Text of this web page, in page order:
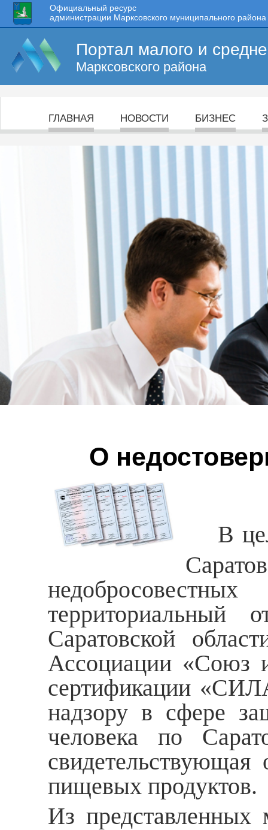
Официальный ресурс
администрации Марксовского муниципального района
Портал малого и
Марксовского района
ГЛАВНАЯ НОВОСТИ БИЗНЕС
О
В
территориальный
Саратовской
Ассоциации «Союз
сертификации
надзору в сфере
человека по
свидетельствующая
пищевых продуктов.
Из представленных